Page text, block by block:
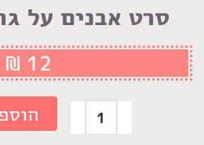
סרט אבנים על
₪ 12
כמות
של